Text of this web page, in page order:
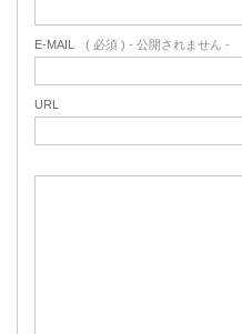
E-MAIL ( 必須 ) - 公開されません -
URL